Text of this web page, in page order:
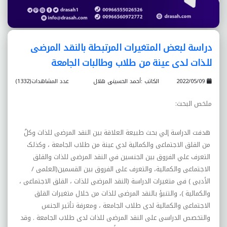
دراسة لبعض المتغيرات المرتبطة بالنقد المرضى
للذات لدى عينة من طلاب وطالبات الجامعة
عدد المشاهدات(1332) الكاتب :أحمد الحسينى هلال
ملخص البحث:
هدفت الدراسة إلي بحث طبيعة العلاقة بين النقد المرضى للذات وکلُ
من القلق الاجتماعى والکمالية لدي عينة من طلاب الجامعة ، وکذلک
التعرف علي الفروق بين الجنسين في النقد المرضى للذات والقلق
الاجتماعى والکمالية، والتعرف على الفروق بين القسمين(العلمى /
الأدبى ) فى متغيرات الدراسة (النقد المرضى للذات ، القلق الاجتماعى ،
والکمالية )، والتنبؤ بالنقد المرضى للذات من خلال متغيرات القلق
الاجتماعى والکمالية لدى طلاب الجامعة ، ومعرفة تأثير الجنس
والتخصص الدراسى على النقد المرضى للذات لدى طلاب الجامعة . وقد